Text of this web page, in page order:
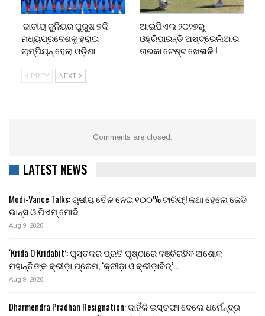
ଜାତୀୟ ଜୁନିୟର ପୁରୁଷ ହକି:
ମଧ୍ୟପ୍ରଦେଶକୁ ହରାଇ
ଚାମ୍ପିୟନ୍ ହେଲା ଓଡ଼ିଶା
ଆଇପିଏଲ ୨୦୨୭ରୁ
ଓହରିପାରନ୍ତି ଅଷ୍ଟ୍ରେଲିଆର
ତାରକା ଟେଷ୍ଟ ଖେଳାଳି !
PREV NEXT
Comments are closed.
LATEST NEWS
Modi-Vance Talks: ରୁଷୀୟ ତୈଳ ନେଇ ୧୦୦% ଟାରିଫ୍! କଥା ହେଲେ ଜେଡି
ଭାନ୍ସ ଓ ପିଏମ୍ ମୋଦି
Aug 9, 2026
‘Krida O Kridabit’: ପୁସ୍ତକର ପ୍ରତି ପୃଷ୍ଠାରେ ବଞ୍ଚିରହିବ ଅଶୋକ
ମହାନ୍ତିଙ୍କ କ୍ରୀଡ଼ା ପ୍ରେମ, ‘କ୍ରୀଡ଼ା ଓ କ୍ରୀଡ଼ାବିତ୍’…
Aug 9, 2026
Dharmendra Pradhan Resignation: କାହିଁକି ଇସ୍ତଫା ଦେଲେ ଧର୍ମେନ୍ଦ୍ର